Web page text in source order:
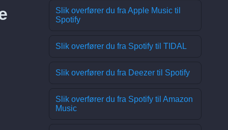
Slik overfører du fra Apple Music til
Spotify
Slik overfører du fra Spotify til TIDAL
Slik overfører du fra Deezer til Spotify
Slik overfører du fra Spotify til Amazon
Music